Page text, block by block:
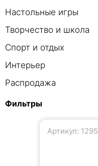
Настольные игры
Творчество и школа
Спорт и отдых
Интерьер
Распродажа
Фильтры
Артикул: 1295